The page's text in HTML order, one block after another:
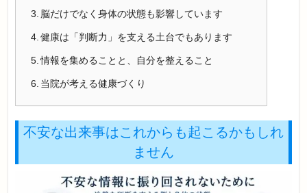
脳だけでなく身体の状態も影響しています
健康は「判断力」を支える土台でもあります
情報を集めることと、自分を整えること
当院が考える健康づくり
不安な出来事はこれからも起こるかもしれ
ません